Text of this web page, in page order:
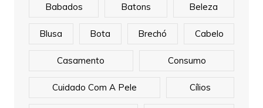
Babados Batons Beleza
Blusa Bota Brechó Cabelo
Casamento Consumo
Cuidado Com A Pele Cílios